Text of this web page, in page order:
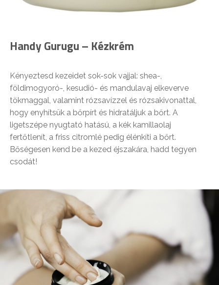
Handy Gurugu – Kézkrém
Kényeztesd kezeidet sok-sok vajjal: shea-,
földimogyoró-, kesudió- és mandulavaj elkeverve
tökmaggal, valamint rózsavízzel és rózsakivonattal,
hogy enyhítsük a bőrpírt és hidratáljuk a bőrt. A
ligetszépe nyugtató hatású, a kék kamillaolaj
fertőtlenít, a friss citromlé pedig élénkíti a bőrt.
Bőségesen kend be a kezed éjszakára, hadd tegyen
csodát!